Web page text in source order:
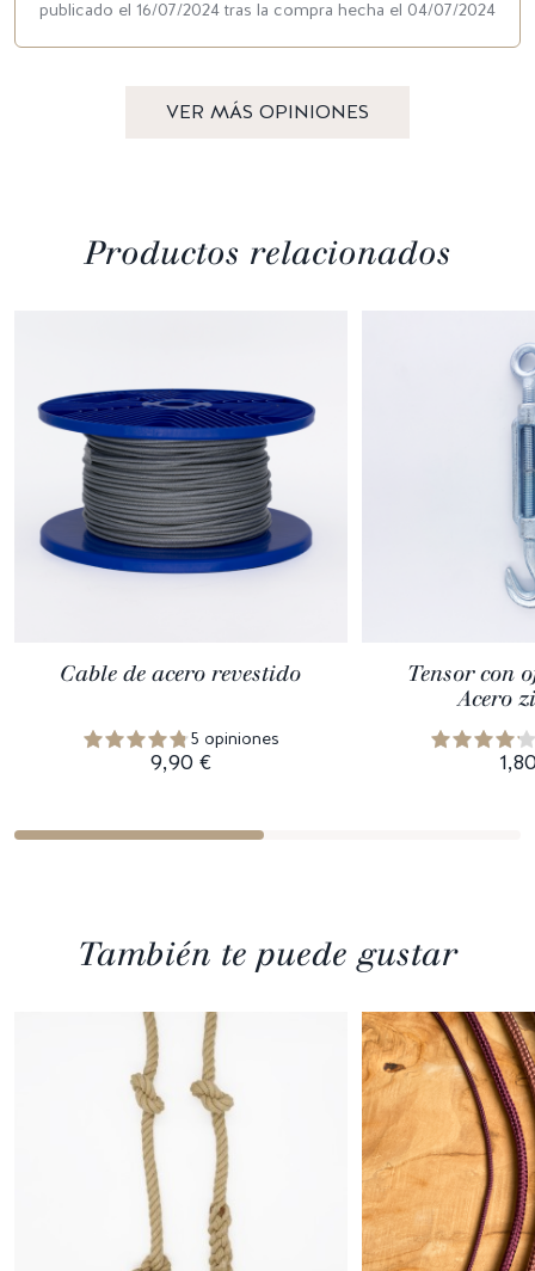
publicado el 16/07/2024 tras la compra hecha el 04/07/2024
VER MÁS OPINIONES
Productos relacionados
Cable de acero revestido
5 opiniones
9,90 €
Tensor con
Acero
También te puede gustar